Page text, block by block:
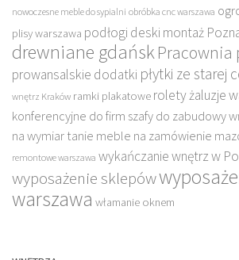
nowoczesne meble do sypialni obróbka cnc warszawa
plisy warszawa podłogi deski montaż
drewniane gdańskPracownia
prowansalskie dodatki płytki ze starej
wnętrz Kraków ramki plakatowe rolety żaluzje
konferencyjne do firm szafy do zabudowy
na wymiar tanie meble na zamówienie
remontowe warszawa wykańczanie wnętrz w
wyposażenie sklepów
warszawa włamanie oknem